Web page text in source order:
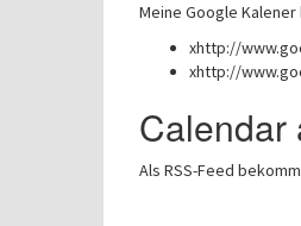
Meine Google
xhttp://
xhttp://
Calendar
Als RSS-Feed